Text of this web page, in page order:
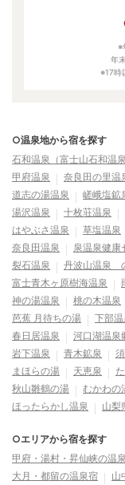
※
年
※17時
○温泉地から宿を探す
石和温泉（富士山石和温泉
甲府温泉
奈良田の里温
道志の湯温泉
嵯峨塩鉱
湯沢温泉
十枚荘温泉
はやぶさ温泉
草塩温泉
奈良田温泉
泉温泉健康
裂石温泉
丹波山温泉
富士青木ヶ原樹海温泉
神の湯温泉
桃の木温泉
芭蕉 月待ちの湯
下部温
春日居温泉
河口湖温泉
岩下温泉
青木鉱泉
まほらの湯
天恵泉
秋山雛鶴の湯
むかわの
ほったらかし温泉
山梨
○エリアから宿を探す
甲府・湯村・昇仙峡の温
大月・都留の温泉宿
山